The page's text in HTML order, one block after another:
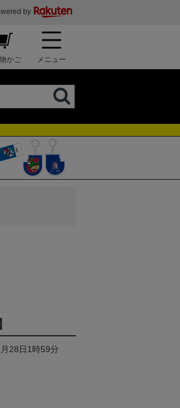
by
かご メニュー
28日1時59分